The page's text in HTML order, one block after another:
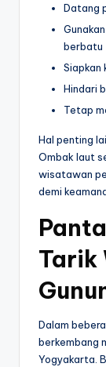
Datang
berbatu
Siapkan
Hindari
Tetap
Hal penting
Ombak laut
wisatawan
demi
Tarik
Dalam
berkembang
Yogyakarta.